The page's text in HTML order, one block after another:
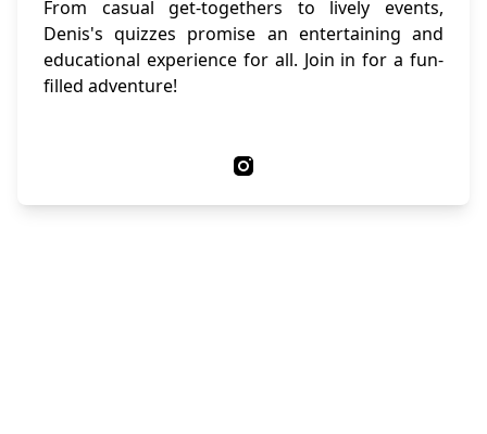
From casual get-togethers to lively events,
Denis's quizzes promise an entertaining and
educational experience for all. Join in for a fun-
filled adventure!